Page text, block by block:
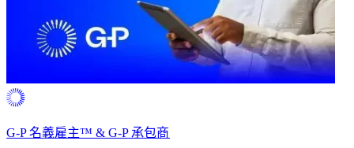
G-P 名義雇主™ & G-P 承包商​​